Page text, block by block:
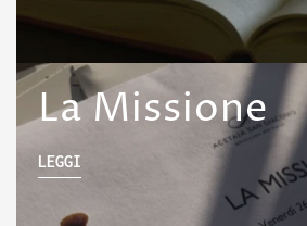
La Missione
LEGGI